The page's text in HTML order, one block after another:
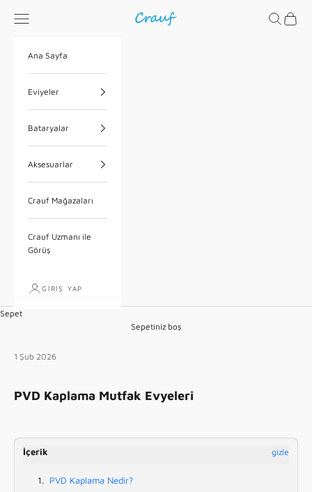
Crauf
Menü Ara Sepet
Ana Sayfa
Eviyeler
Bataryalar
Aksesuarlar
Crauf Mağazaları
Crauf Uzmanı ile
Görüş
GIRIŞ YAP
Sepet
Sepetiniz boş
1 Şub 2026
PVD Kaplama Mutfak Evyeleri
İçerik gizle
PVD Kaplama Nedir?